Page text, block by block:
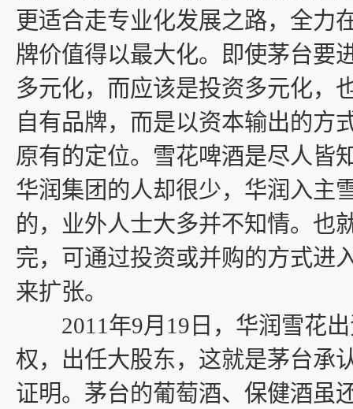
更适合走专业化发展之路，全力
牌价值得以最大化。即使茅台要
多元化，而应该是投资多元化，
自有品牌，而是以资本输出的方
原有的定位。雪花啤酒是尽人皆
华润集团的人却很少，华润入主
的，业外人士大多并不知情。也
完，可通过投资或并购的方式进
来扩张。
2011年9月19日，华润雪花出
权，出任大股东，这就是茅台承
证明。茅台的葡萄酒、保健酒虽